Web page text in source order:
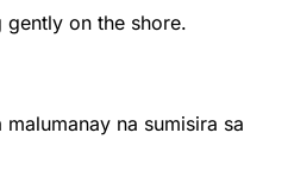
gently on the shore.
na sumisira sa